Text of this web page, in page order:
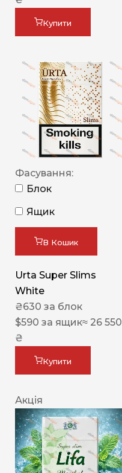
Купити
Фасування:
Блок
Ящик
В Кошик
Urta Super Slims
White
₴630 за блок
$590 за ящик≈ 26 550
₴
Купити
Акція